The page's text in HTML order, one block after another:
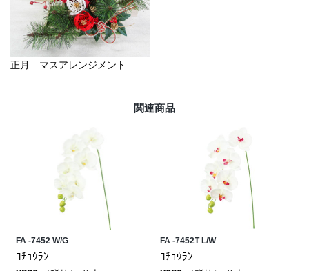
正月 マスアレンジメント
関連商品
FA -7452 W/G
ｺﾁｮｳﾗﾝ
FA -7452T L/W
ｺﾁｮｳﾗﾝ